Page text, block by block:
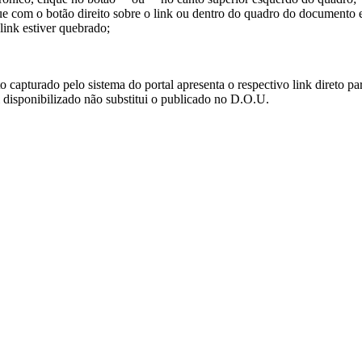
com o botão direito sobre o link ou dentro do quadro do
estiver quebrado;
capturado pelo sistema do portal apresenta o respectivo link
disponibilizado não substitui o publicado no D.O.U.